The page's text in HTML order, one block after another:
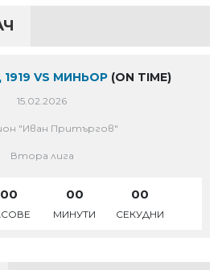
VS МИНЬОР (ON TIME)
15.02.2026
"Иван Притъргов"
Втора лига
00 00
МИНУТИ
00
СЕКУДНИ